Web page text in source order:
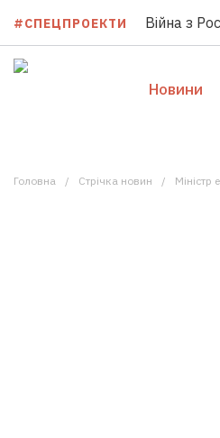
#СПЕЦПРОЕКТИ Війна з
Новини
Головна Стрічка новин Міністр